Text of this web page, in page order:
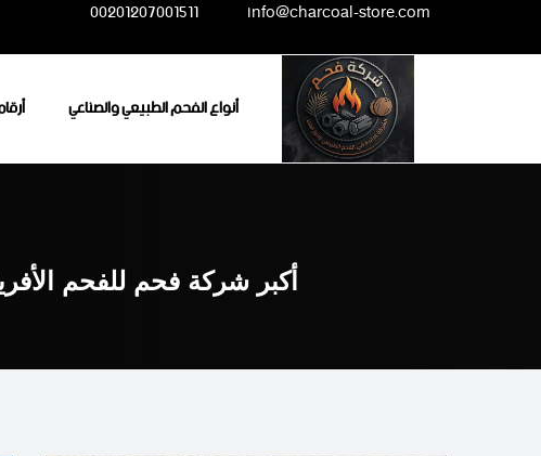
content
info@charcoal-store.com
00201207001511
أنواع الفحم الطبيعي والصناعي
أكبر شركة فحم للفحم